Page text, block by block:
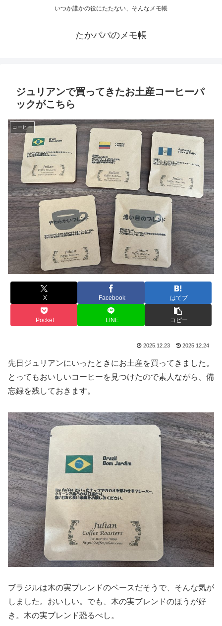
いつか誰かの役にたたない、そんなメモ帳
たかパパのメモ帳
ジュリアンで買ってきたお土産コーヒーパ
ックがこちら
コーヒー
X Facebook はてブ
Pocket LINE コピー
2025.12.23 2025.12.24
先日ジュリアンにいったときにお土産を買ってきました。
とってもおいしいコーヒーを見つけたので素人ながら、備
忘録を残しておきます。
ブラジルは木の実ブレンドのベースだそうで、そんな気が
しました。おいしい。でも、木の実ブレンドのほうが好
き。木の実ブレンド恐るべし。